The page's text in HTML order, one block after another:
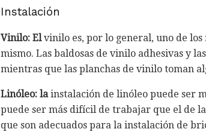
Instalación
Vinilo: Elvinilo es, por lo general, uno de
mismo. Las baldosas de vinilo adhesivas y
mientras que las planchas de vinilo toman
Linóleo: lainstalación de linóleo puede ser
puede ser más difícil de trabajar que el de
que son adecuados para la instalación de